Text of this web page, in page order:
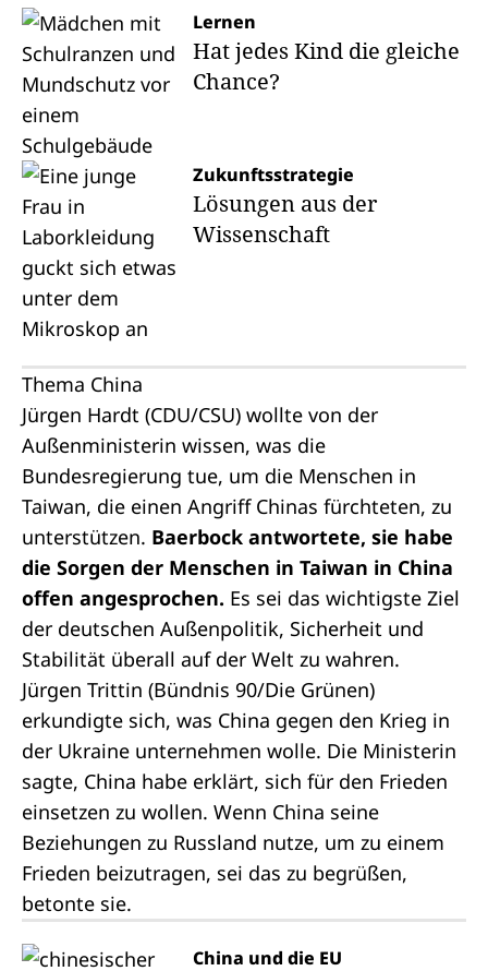
Lernen
Hat jedes Kind die gleiche
Chance?
Zukunftsstrategie
Lösungen aus der
Wissenschaft
Thema China
Jürgen Hardt (CDU/CSU) wollte von der
Außenministerin wissen, was die
Bundesregierung tue, um die Menschen in
Taiwan, die einen Angriff Chinas fürchteten, zu
unterstützen. Baerbock antwortete, sie habe
die Sorgen der Menschen in Taiwan in China
offen angesprochen. Es sei das wichtigste Ziel
der deutschen Außenpolitik, Sicherheit und
Stabilität überall auf der Welt zu wahren.
Jürgen Trittin (Bündnis 90/Die Grünen)
erkundigte sich, was China gegen den Krieg in
der Ukraine unternehmen wolle. Die Ministerin
sagte, China habe erklärt, sich für den Frieden
einsetzen zu wollen. Wenn China seine
Beziehungen zu Russland nutze, um zu einem
Frieden beizutragen, sei das zu begrüßen,
betonte sie.
China und die EU